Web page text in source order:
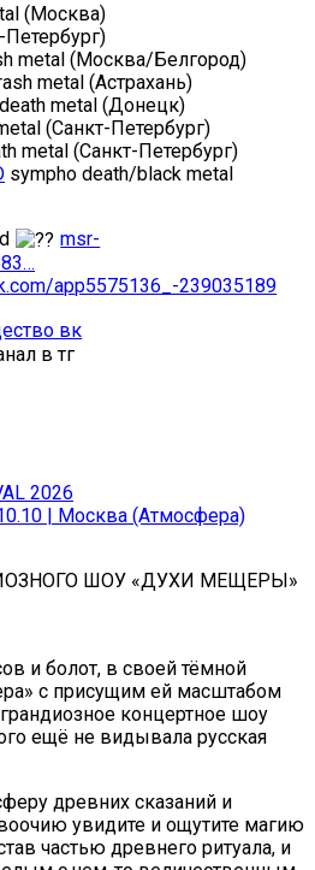
(Москва)
metal (Москва/Белгород)
metal (Астрахань)
metal (Донецк)
(Санкт-Петербург)
metal (Санкт-Петербург)
sympho death/black metal
msr-
app5575136_-239035189
вк
в тг
| Москва (Атмосфера)
ШОУ «ДУХИ МЕЩЕРЫ»
и болот, в своей тёмной
с присущим ей масштабом
концертное шоу
ещё не видывала русская
древних сказаний и
увидите и ощутите магию
частью древнего ритуала, и